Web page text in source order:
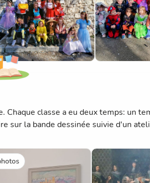
classe a eu deux temps: un
sur la bande dessinée suivie d'un